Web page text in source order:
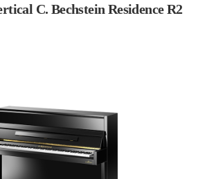
C. Bechstein Residence R2